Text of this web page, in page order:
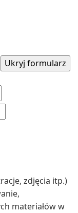
zdjęcia itp.)
materiałów w